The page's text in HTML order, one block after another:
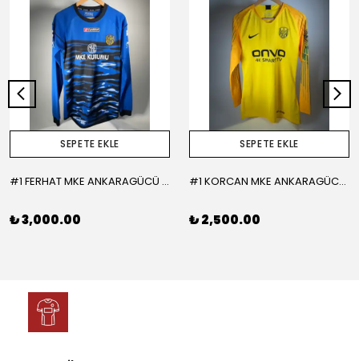
SEPETE EKLE
#1 FERHAT MKE ANKARAGÜCÜ 2015-2016 KALECİ - LARGE
₺ 3,000.00
SEPETE EKLE
#1 KORCAN MKE ANKARAGÜCÜ 2019-2020 KALECİ - MEDIUM
₺ 2,500.00